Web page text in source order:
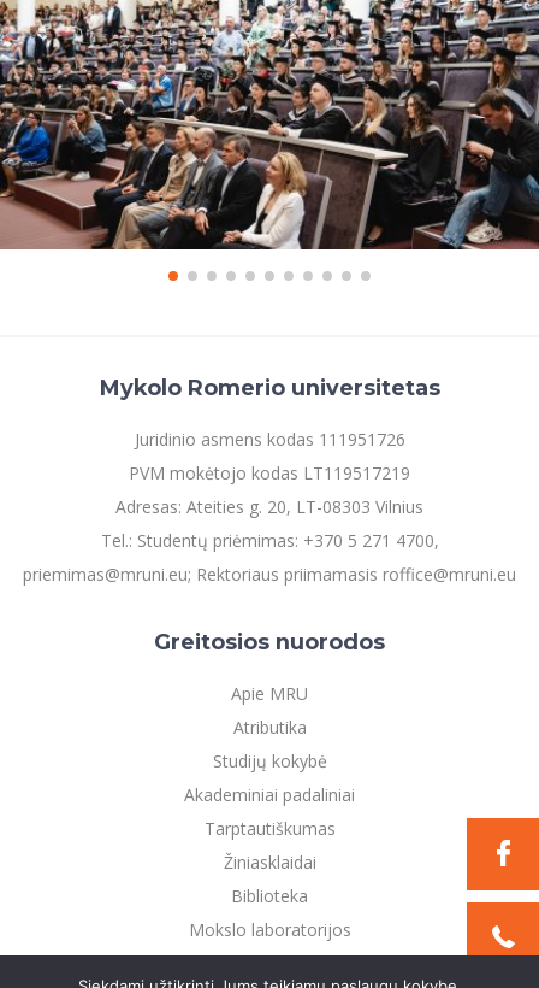
Mykolo Romerio universitetas
Juridinio asmens kodas 111951726
PVM mokėtojo kodas LT119517219
Adresas: Ateities g. 20, LT-08303 Vilnius
Tel.: Studentų priėmimas: +370 5 271 4700,
priemimas@mruni.eu; Rektoriaus priimamasis roffice@mruni.eu
Greitosios nuorodos
Apie MRU
Atributika
Studijų kokybė
Akademiniai padaliniai
Tarptautiškumas
Žiniasklaidai
Biblioteka
Mokslo laboratorijos
Privatumo politika